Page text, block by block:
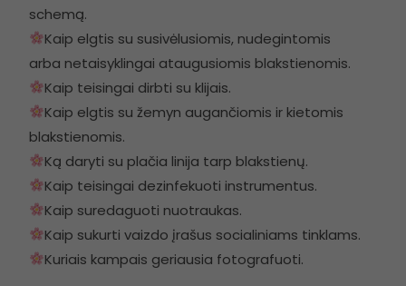
schemą.
Kaip elgtis su susivėlusiomis, nudegintomis
arba netaisyklingai ataugusiomis blakstienomis.
Kaip teisingai dirbti su klijais.
Kaip elgtis su žemyn augančiomis ir kietomis
blakstienomis.
Ką daryti su plačia linija tarp blakstienų.
Kaip teisingai dezinfekuoti instrumentus.
Kaip suredaguoti nuotraukas.
Kaip sukurti vaizdo įrašus socialiniams tinklams.
Kuriais kampais geriausia fotografuoti.